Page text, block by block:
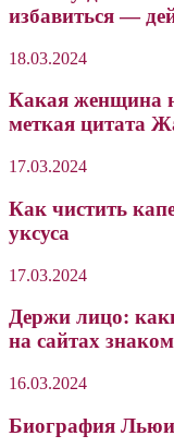
избавиться —
18.03.2024
Какая женщина
меткая цитата
17.03.2024
Как чистить
уксуса
17.03.2024
Держи лицо:
на сайтах
16.03.2024
Биография